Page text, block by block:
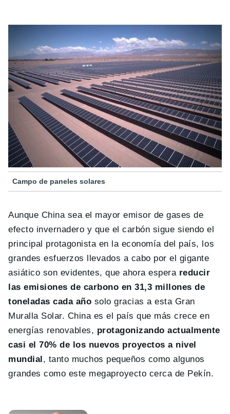
Campo de paneles solares
Aunque China sea el mayor emisor de gases de
efecto invernadero y que el carbón sigue siendo el
principal protagonista en la economía del país, los
grandes esfuerzos llevados a cabo por el gigante
asiático son evidentes, que ahora espera reducir
las emisiones de carbono en 31,3 millones de
toneladas cada año solo gracias a esta Gran
Muralla Solar. China es el país que más crece en
energías renovables, protagonizando actualmente
casi el 70% de los nuevos proyectos a nivel
mundial , tanto muchos pequeños como algunos
grandes como este megaproyecto cerca de Pekín.